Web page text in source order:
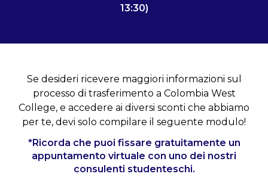
13:30)
Se desideri ricevere maggiori informazioni sul
processo di trasferimento a Colombia West
College, e accedere ai diversi sconti che abbiamo
per te, devi solo compilare il seguente modulo!
*Ricorda che puoi fissare gratuitamente un
appuntamento virtuale con uno dei nostri
consulenti studenteschi.